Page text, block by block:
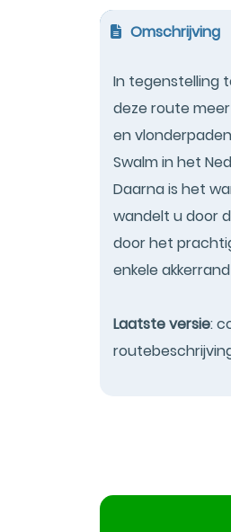
Omschrijving
In tegenstelling
deze route
en
Swalm in het
Daarna is het
wandelt u door
door het
enkele
Laatste versie: